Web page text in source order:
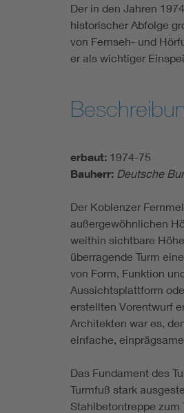
Der in den Jahren
historischer Abfolge
von Fernseh- und
er als wichtiger
erbaut: 1974-75
Bauherr: Deutsche
Der Koblenzer
außergewöhnlichen
weithin sichtbare
überragende Turm
von Form, Funktion
Aussichtsplattform
erstellten Vorentwurf
Architekten war es,
einfache,
Das Fundament des
Turmfuß stark
Stahlbetontreppe zum